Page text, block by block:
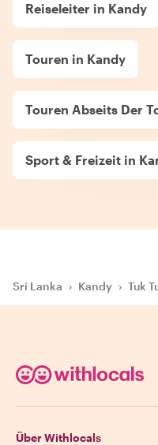
Reiseleiter in Kandy
Touren in Kandy
Touren Abseits Der
Sport & Freizeit in
Sri Lanka › Kandy › Tuk
Über Withlocals